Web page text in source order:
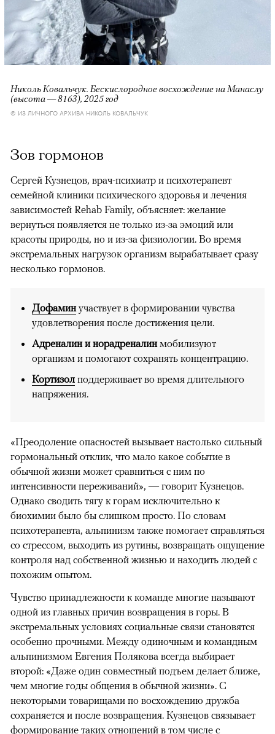
Николь Ковальчук. Бескислородное восхождение на Манаслу
(высота — 8163), 2025 год
© ИЗ ЛИЧНОГО АРХИВА НИКОЛЬ КОВАЛЬЧУК
Зов гормонов
Сергей Кузнецов, врач-психиатр и психотерапевт
семейной клиники психического здоровья и лечения
зависимостей Rehab Family, объясняет: желание
вернуться появляется не только из-за эмоций или
красоты природы, но и из-за физиологии. Во время
экстремальных нагрузок организм вырабатывает сразу
несколько гормонов.
Дофаминучаствует в формировании чувства
удовлетворения после достижения цели.
Адреналин и норадреналинмобилизуют
организм и помогают сохранять концентрацию.
Кортизол поддерживает во время длительного
напряжения.
«Преодоление опасностей вызывает настолько сильный
гормональный отклик, что мало какое событие в
обычной жизни может сравниться с ним по
интенсивности переживаний», — говорит Кузнецов.
Однако сводить тягу к горам исключительно к
биохимии было бы слишком просто. По словам
психотерапевта, альпинизм также помогает справляться
со стрессом, выходить из рутины, возвращать ощущение
контроля над собственной жизнью и находить людей с
похожим опытом.
Чувство принадлежности к команде многие называют
одной из главных причин возвращения в горы. В
экстремальных условиях социальные связи становятся
особенно прочными. Между одиночным и командным
альпинизмом Евгения Полякова всегда выбирает
второй: «Даже один совместный подъем делает ближе,
чем многие годы общения в обычной жизни». С
некоторыми товарищами по восхождению дружба
сохраняется и после возвращения. Кузнецов связывает
формирование таких отношений в том числе с